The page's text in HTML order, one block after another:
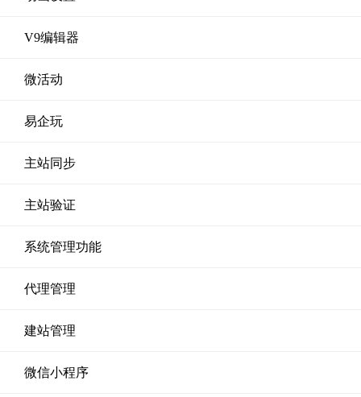
V9编辑器
微活动
易企玩
主站同步
主站验证
系统管理功能
代理管理
建站管理
微信小程序